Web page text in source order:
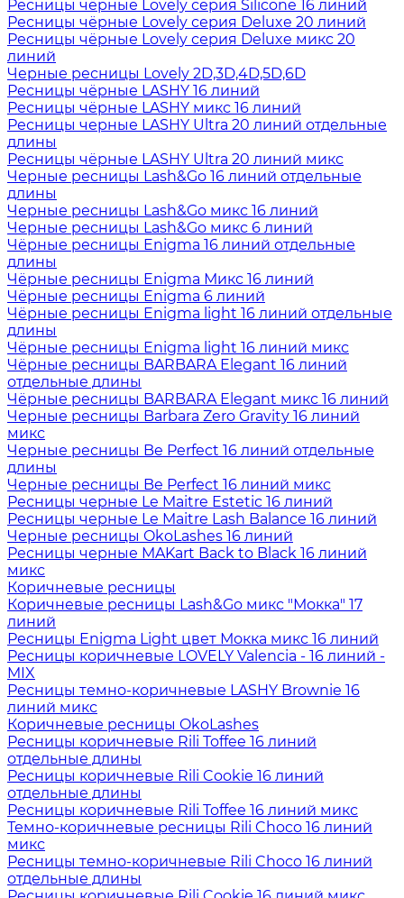
Ресницы чёрные Lovely серия Silicone 16 линий
Ресницы чёрные Lovely серия Deluxe 20 линий
Ресницы чёрные Lovely серия Deluxe микс 20
линий
Черные ресницы Lovely 2D,3D,4D,5D,6D
Ресницы чёрные LASHY 16 линий
Ресницы чёрные LASHY микс 16 линий
Ресницы черные LASHY Ultra 20 линий отдельные
длины
Ресницы чёрные LASHY Ultra 20 линий микс
Черные ресницы Lash&Go 16 линий отдельные
длины
Черные ресницы Lash&Go микс 16 линий
Черные ресницы Lash&Go микс 6 линий
Чёрные ресницы Enigma 16 линий отдельные
длины
Чёрные ресницы Enigma Микс 16 линий
Чёрные ресницы Enigma 6 линий
Чёрные ресницы Enigma light 16 линий отдельные
длины
Чёрные ресницы Enigma light 16 линий микс
Чёрные ресницы BARBARA Elegant 16 линий
отдельные длины
Чёрные ресницы BARBARA Elegant микс 16 линий
Черные ресницы Barbara Zero Gravity 16 линий
микс
Черные ресницы Be Perfect 16 линий отдельные
длины
Черные ресницы Be Perfect 16 линий микс
Ресницы черные Le Maitre Estetic 16 линий
Ресницы черные Le Maitre Lash Balance 16 линий
Черные ресницы OkoLashes 16 линий
Ресницы черные MAKart Back to Black 16 линий
микс
Коричневые ресницы
Коричневые ресницы Lash&Go микс "Мокка" 17
линий
Ресницы Enigma Light цвет Мокка микс 16 линий
Ресницы коричневые LOVELY Valencia - 16 линий -
MIX
Ресницы темно-коричневые LASHY Brownie 16
линий микс
Коричневые ресницы OkoLashes
Ресницы коричневые Rili Toffee 16 линий
отдельные длины
Ресницы коричневые Rili Cookie 16 линий
отдельные длины
Ресницы коричневые Rili Toffee 16 линий микс
Темно-коричневые ресницы Rili Choco 16 линий
микс
Ресницы темно-коричневые Rili Choco 16 линий
отдельные длины